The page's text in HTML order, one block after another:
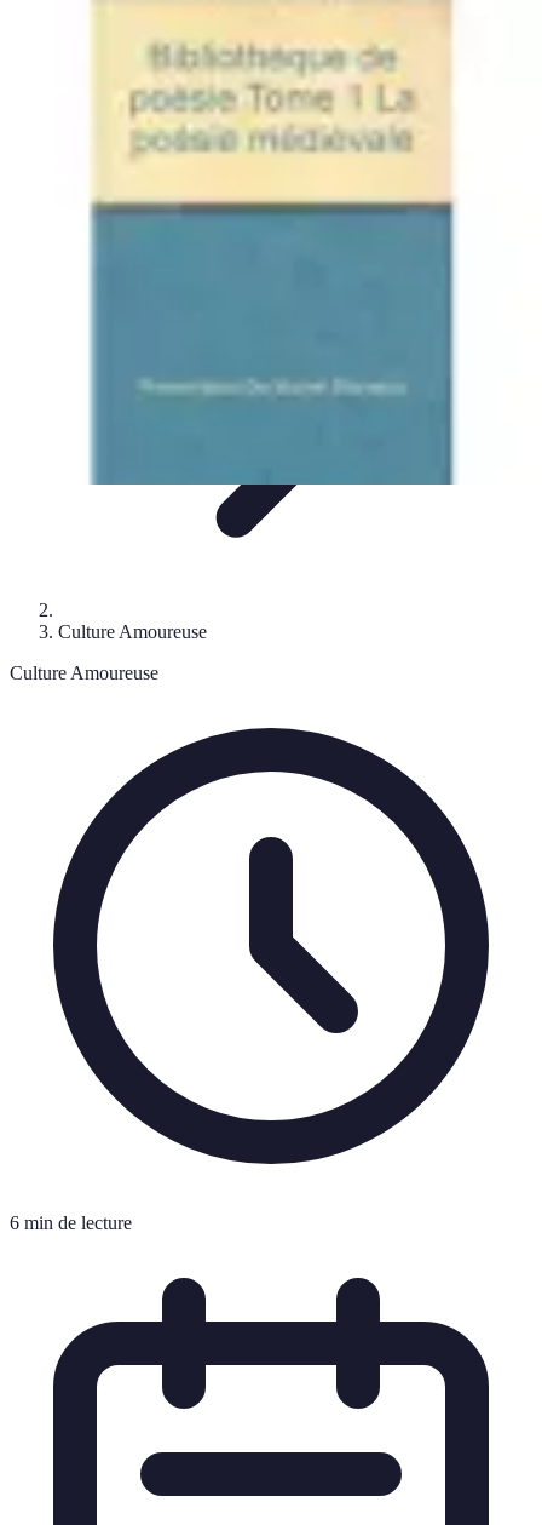
Relations AmoureusesRelations amoureusesSymbolique et
Psychologie de l'Amour
Amour et Cœurs
Culture Amoureuse
Culture Amoureuse
6 min de lecture